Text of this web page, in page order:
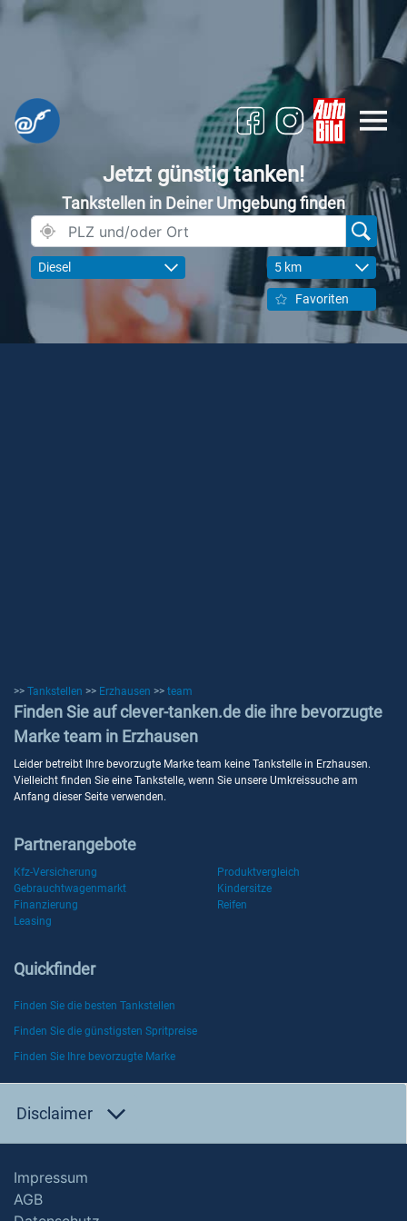
Jetzt günstig tanken!
Tankstellen in Deiner Umgebung finden
Diesel 5 km
Favoriten
>> Tankstellen >> Erzhausen >> team
Finden Sie auf clever-tanken.de die ihre bevorzugte
Marke team in Erzhausen
Leider betreibt Ihre bevorzugte Marke team keine Tankstelle in Erzhausen.
Vielleicht finden Sie eine Tankstelle, wenn Sie unsere Umkreissuche am
Anfang dieser Seite verwenden.
Partnerangebote
Kfz-Versicherung
Produktvergleich
Gebrauchtwagenmarkt
Kindersitze
Finanzierung
Reifen
Leasing
Quickfinder
Finden Sie die besten Tankstellen
Finden Sie die günstigsten Spritpreise
Finden Sie Ihre bevorzugte Marke
Disclaimer
Impressum
AGB